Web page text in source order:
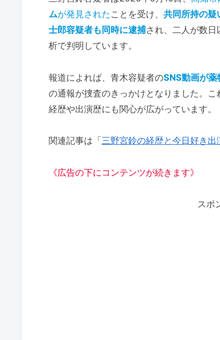
ムが発見されたことを受け、 共同所持の疑
士郎容疑者も同時に逮捕され、二人が数日
析で判明しています。
報道によれば、青木容疑者のSNS動画が薬
の通報が捜査のきっかけとなりました。
経歴や出演歴にも関心が広がっています。
関連記事は「 三野宮鈴の経歴と今日好き出
《広告の下にコンテンツが続きます》
スポ